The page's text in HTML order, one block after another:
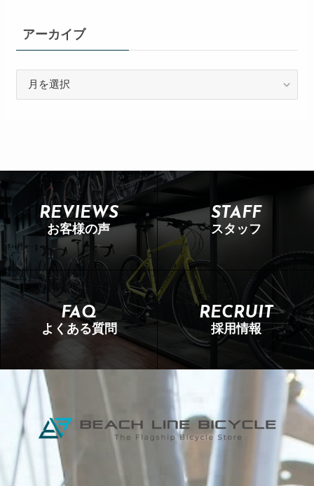
アーカイブ
REVIEWS
お客様の声
STAFF
スタッフ
FAQ
よくある質問
RECRUIT
採用情報